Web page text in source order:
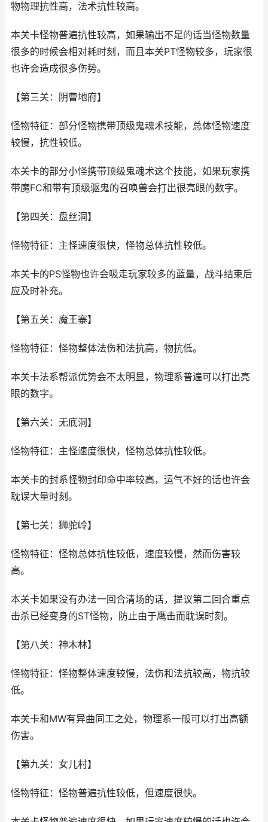
物物理抗性高，法术抗性较高。
本关卡怪物普遍抗性较高，如果输出不足的话当怪物数量
很多的时候会相对耗时刻，而且本关PT怪物较多，玩家很
也许会造成很多伤势。
【第三关：阴曹地府】
怪物特征：部分怪物携带顶级鬼魂术技能，总体怪物速度
较慢，抗性较低。
本关卡的部分小怪携带顶级鬼魂术这个技能，如果玩家携
带魔FC和带有顶级驱鬼的召唤兽会打出很亮眼的数字。
【第四关：盘丝洞】
怪物特征：主怪速度很快，怪物总体抗性较低。
本关卡的PS怪物也许会吸走玩家较多的蓝量，战斗结束后
应及时补充。
【第五关：魔王寨】
怪物特征：怪物整体法伤和法抗高，物抗低。
本关卡法系帮派优势会不太明显，物理系普遍可以打出亮
眼的数字。
【第六关：无底洞】
怪物特征：主怪速度很快，怪物总体抗性较低。
本关卡的封系怪物封印命中率较高，运气不好的话也许会
耽误大量时刻。
【第七关：狮驼岭】
怪物特征：怪物总体抗性较低，速度较慢，然而伤害较
高。
本关卡如果没有办法一回合清场的话，提议第二回合重点
击杀已经变身的ST怪物，防止由于鹰击而耽误时刻。
【第八关：神木林】
怪物特征：怪物整体速度较慢，法伤和法抗较高，物抗较
低。
本关卡和MW有异曲同工之处，物理系一般可以打出高额
伤害。
【第九关：女儿村】
怪物特征：怪物普遍抗性较低，但速度很快。